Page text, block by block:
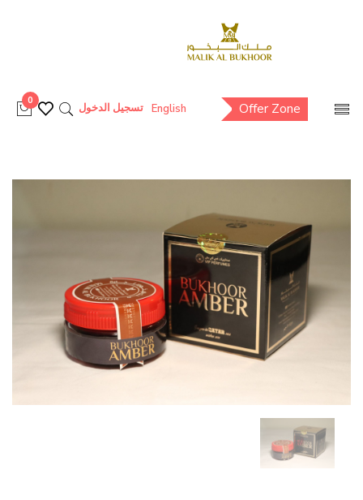
Offer Zone
English تسجيل الدخول
0